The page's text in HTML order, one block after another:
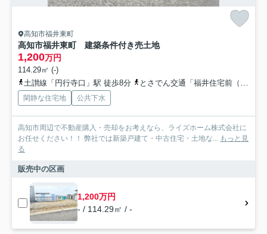
高知市福井東町
高知市福井東町 建築条件付き売土地
1,200万円
114.29㎡ (-)
土讃線「円行寺口」駅 徒歩8分
とさでん交通「福井住宅前（高知県）」バス停下車 徒歩2分
閑静な住宅地 公共下水
高知市周辺で不動産購入・売却をお考えなら、ライズホーム株式会社に
お任せください！！ 弊社では新築戸建て・中古住宅・土地な... もっと見
る
販売中の区画
1,200万円
- / 114.29㎡ / -